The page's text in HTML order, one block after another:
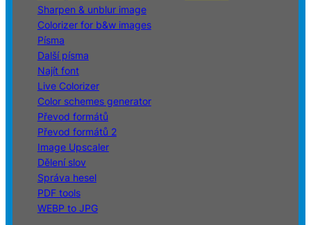
Sharpen & unblur image
Colorizer for b&w images
Písma
Další písma
Najít font
Live Colorizer
Color schemes generator
Převod formátů
Převod formátů 2
Image Upscaler
Dělení slov
Správa hesel
PDF tools
WEBP to JPG